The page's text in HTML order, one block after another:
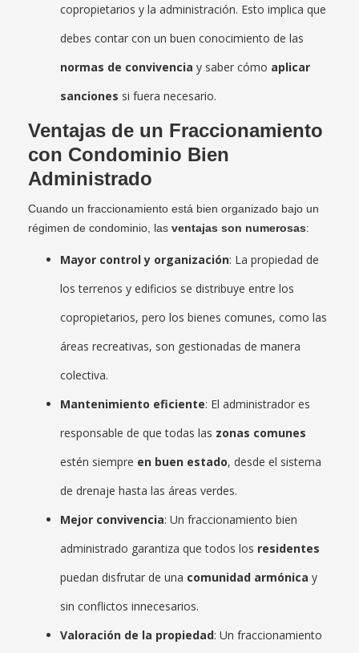
copropietarios y la administración. Esto implica que
debes contar con un buen conocimiento de las
normas de convivencia y saber cómo aplicar
sanciones si fuera necesario.
Ventajas de un Fraccionamiento
con Condominio Bien
Administrado
Cuando un fraccionamiento está bien organizado bajo un
régimen de condominio, las ventajas son numerosas:
Mayor control y organización: La propiedad de
los terrenos y edificios se distribuye entre los
copropietarios, pero los bienes comunes, como las
áreas recreativas, son gestionadas de manera
colectiva.
Mantenimiento eficiente: El administrador es
responsable de que todas las zonas comunes
estén siempre en buen estado, desde el sistema
de drenaje hasta las áreas verdes.
Mejor convivencia: Un fraccionamiento bien
administrado garantiza que todos los residentes
puedan disfrutar de una comunidad armónica y
sin conflictos innecesarios.
Valoración de la propiedad: Un fraccionamiento